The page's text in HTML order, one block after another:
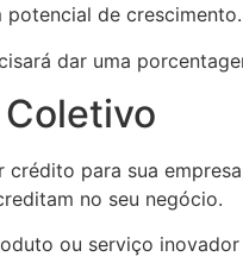
de crescimento.
dar uma
para sua
no seu negócio.
ou serviço